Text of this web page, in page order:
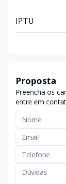
IPTU
Proposta
Preencha os
entre em